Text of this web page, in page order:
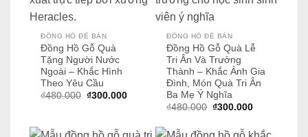
ĐỒNG HỒ ĐỂ BÀN
Đồng Hồ Gỗ Quà
Tặng Người Nước
Ngoài – Khắc Hình
Theo Yêu Cầu
₫480.000 Giá
₫300.000Giá
₫300.000.
ĐỒNG HỒ ĐỂ BÀN
Đồng Hồ Gỗ Quà Lễ
Tri Ân Và Trưởng
Thành – Khắc Ảnh Gia
Đình, Món Quà Tri Ân
Ba Mẹ Ý Nghĩa
₫480.000 Giá
₫480.000.
₫300.000Giá
là: